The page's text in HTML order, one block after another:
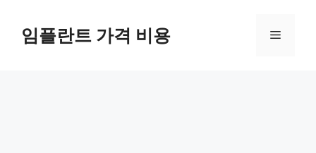
content임플란트 가격 비용 Menu